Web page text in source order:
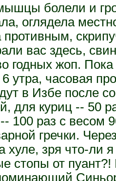
болели и
оглядела
вас здесь,
годных жоп.
утра, часовая
в Избе после
для куриц -- 50
100 раз с весом
гречки.
хуле, зря что-ли
стопы от